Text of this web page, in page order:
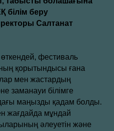
білім беру
Салтанат
фестиваль
қорытындысы ғана
мен жастардың
заманауи білімге
маңызды қадам болды.
жағдайда мұндай
әлеуетін және